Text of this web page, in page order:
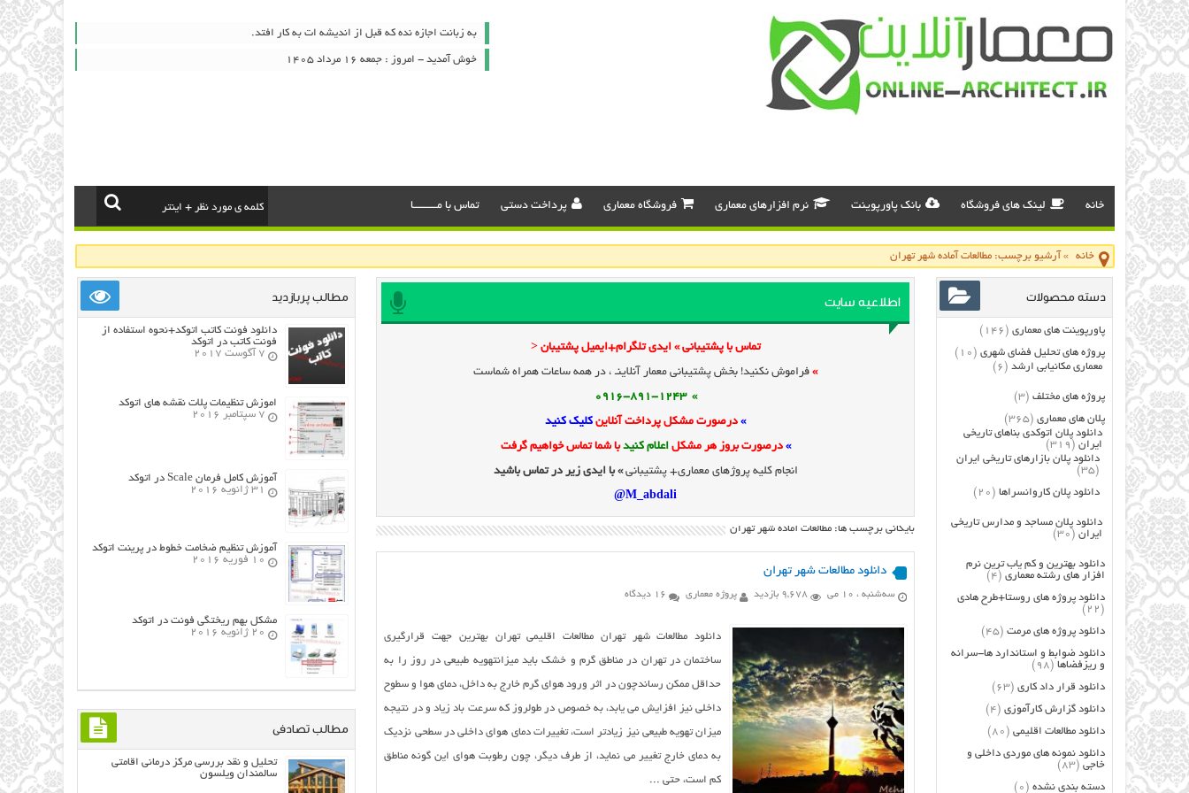
به زبانت اجازه نده که قبل از اندیشه ات به کار افتد.
خوش آمدید - امروز : جمعه ۱۶ مرداد ۱۴۰۵
خانه لینک های فروشگاه بانک پاورپوینت نرم افزارهای معماری فروشگاه معماری پرداخت دستی تماس با مـــــــــا
خانه » آرشیو برچسب: مطالعات آماده شهر تهران
اطلاعیه سایت
تماس با پشتیبانی » ایدی تلگرام+ایمیل پشتیبان <
» فراموش نکنید! بخش پشتیبانی معمار آنلاینـ ، در همه ساعات همراه شماست
» 0916-891-1243
»درصورت مشکل پرداخت آنلاین کلیک کنید
» درصورت بروز هر مشکلاعلام کنیدبا شما تماس خواهیم گرفت
انجام کلیه پروژهای معماری+ پشتیبانی» با ایدی زیر در تماس باشید
M_abdali@
بایگانی برچسب ها: مطالعات آماده شهر تهران
دانلود مطالعات شهر تهران
سه‌شنبه ، 10 می 9,678 بازدید پروژه معماری 16 دیدگاه
دانلود مطالعات شهر تهران مطالعات اقليمي تهران بهترین جهت قرارگیری
ساختمان در تهران در مناطق گرم و خشک باید میزانتهویه طبیعی در روز را به
حداقل ممکن رساندچون در اثر ورود هوای گرم خارج به داخل، دمای هوا و سطوح
داخلی نیز افزایش می یابد، به خصوص در طولروز که سرعت باد زیاد و در نتیجه
میزان تهویه طبیعی نیز زیادتر است، تغییرات دمای هوای داخلی در سطحی نزدیک
به دمای خارج تغییر می نماید، از طرف دیگر، چون رطوبت هوای این گونه مناطق
کم است، حتی ...
دسته محصولات
پاورپوینت های معماری (146)
پروژه های تحلیل فضای شهری (10)
معماری مکانیابی ارشد (6)
پروژه های مختلف (3)
پلان های معماری (365)
دانلود پلان اتوکدی بناهای تاریخی
ایران (319)
دانلود پلان بازارهای تاریخی ایران
(35)
دانلود پلان کاروانسراها (20)
دانلود پلان مساجد و مدارس تاریخی
ایران (30)
دانلود بهترین و کم یاب ترین نرم
افزار های رشته معماری (4)
دانلود پروژه های روستا+طرح هادی
(22)
دانلود پروژه های مرمت (45)
دانلود ضوابط و استاندارد ها-سرانه
و ریزفضاها (98)
دانلود قرار داد کاری (63)
دانلود گزارش کارآموزی (4)
دانلود مطالعات اقلیمی (80)
دانلود نمونه های موردی داخلی و
خاجی (83)
دسته بندی نشده (0)
مطالب پربازدید
دانلود فونت کاتب اتوکد+نحوه استفاده از
فونت کاتب در اتوکد
7 آگوست 2017
اموزش تنظیمات پلات نقشه های اتوکد
7 سپتامبر 2016
آموزش کامل فرمان Scale در اتوکد
31 ژانویه 2016
آموزش تنظیم ضخامت خطوط در پرینت اتوکد
10 فوریه 2016
مشکل بهم ریختگی فونت در اتوکد
20 ژانویه 2016
مطالب تصادفی
تحلیل و نقد بررسی مرکز درمانی اقامتی
سالمندان ویلسون